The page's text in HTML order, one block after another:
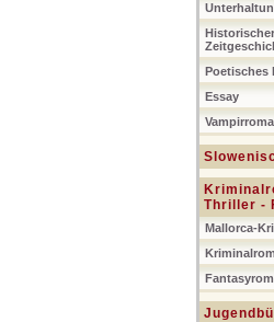
Poetisches
Essay
Thriller -
Mallorca-